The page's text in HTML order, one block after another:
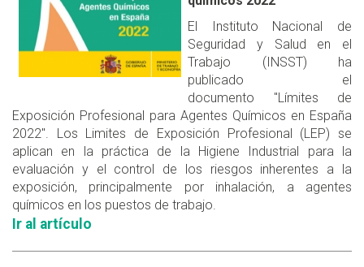
El Instituto Nacional de
Seguridad y Salud en el
Trabajo (INSST) ha
publicado el
documento "Límites de
Exposición Profesional para Agentes Químicos en España
2022". Los Limites de Exposición Profesional (LEP) se
aplican en la práctica de la Higiene Industrial para la
evaluación y el control de los riesgos inherentes a la
exposición, principalmente por inhalación, a agentes
químicos en los puestos de trabajo.
Ir al artículo